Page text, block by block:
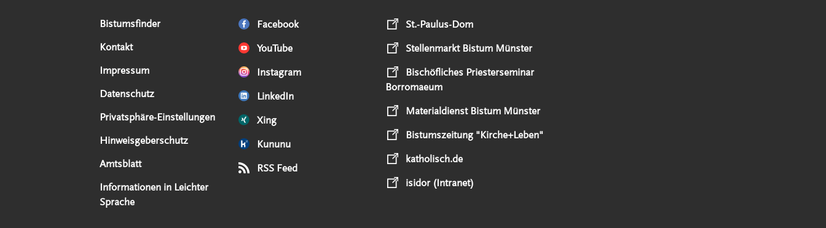
Serviceangebote
Bistumsfinder
Kontakt
Impressum
Datenschutz
Privatsphäre-Einstellungen
Hinweisgeberschutz
Amtsblatt
Informationen in Leichter
Sprache
Social Media Angebote Facebook
YouTube
Instagram
LinkedIn
Xing
Kununu
RSS Feed
Externe Links St.-Paulus-Dom
Stellenmarkt Bistum Münster
Bischöfliches Priesterseminar
Borromaeum
Materialdienst Bistum Münster
Bistumszeitung "Kirche+Leben"
katholisch.de
isidor (Intranet)